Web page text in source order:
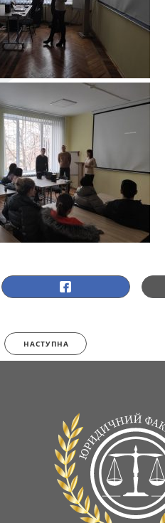
НАСТУПНА